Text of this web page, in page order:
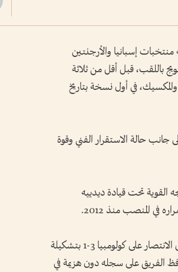
المرشحين للفوز بكأس العالم 2026، ويليه منتخبات إسبانيا والأرجنتين
باللقب، قبل أقل من ثلاثة
في أول نسخة بتاريخ
جانب حالة الاستقرار الفني وقوة
القوية تحت قيادة ديدييه
المنصب منذ 2012.
وفازت فرنسا على البرازيل بنتيجة 2-1 خلال شهر مارس الماضي، قبل الانتصار على كولومبيا 3-1 بتشكيلة
الفريق على سجله دون هزيمة في